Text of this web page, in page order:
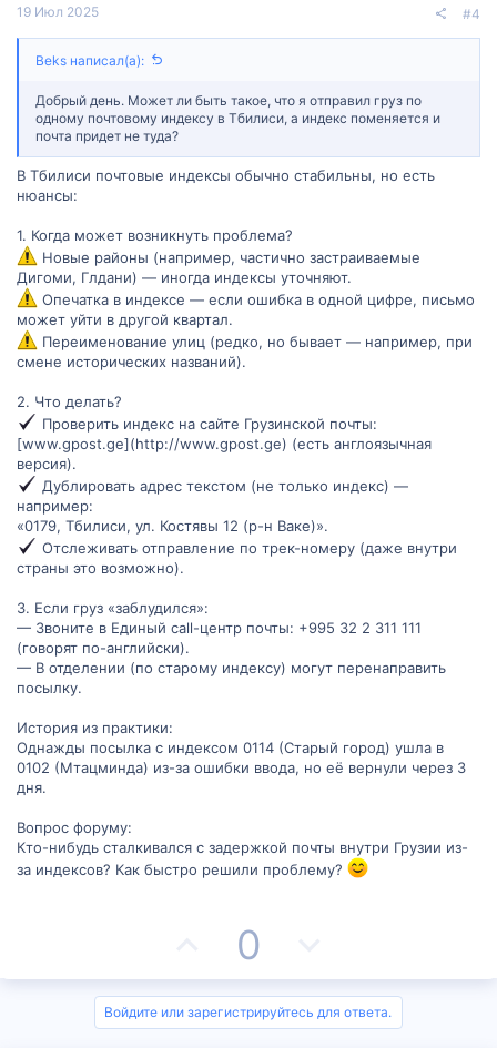
и
в
н
ы
г
о
л
о
с
и
в
н
ы
г
о
л
с
19 Июл 2025 #4
Beks написал(а):
Добрый день. Может ли быть такое, что я отправил груз по
одному почтовому индексу в Тбилиси, а индекс поменяется и
почта придет не туда?
В Тбилиси почтовые индексы обычно стабильны, но есть
нюансы:
1. Когда может возникнуть проблема?
Новые районы (например, частично застраиваемые
Дигоми, Глдани) — иногда индексы уточняют.
Опечатка в индексе — если ошибка в одной цифре, письмо
может уйти в другой квартал.
Переименование улиц (редко, но бывает — например, при
смене исторических названий).
2. Что делать?
Проверить индекс на сайте Грузинской почты:
[www.gpost.ge](http://www.gpost.ge) (есть англоязычная
версия).
Дублировать адрес текстом (не только индекс) —
например:
«0179, Тбилиси, ул. Костявы 12 (р-н Ваке)».
Отслеживать отправление по трек-номеру (даже внутри
страны это возможно).
3. Если груз «заблудился»:
— Звоните в Единый call-центр почты: +995 32 2 311 111
(говорят по-английски).
— В отделении (по старому индексу) могут перенаправить
посылку.
История из практики:
Однажды посылка с индексом 0114 (Старый город) ушла в
0102 (Мтацминда) из-за ошибки ввода, но её вернули через 3
дня.
Вопрос форуму:
Кто-нибудь сталкивался с задержкой почты внутри Грузии из-
за индексов? Как быстро решили проблему?
о
з
0
е
г
Войдите или зарегистрируйтесь для ответа.